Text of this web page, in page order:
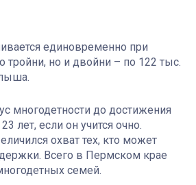
единовременно при
тройни, но и двойни – по 122 тыс.
многодетности до достижения
лет, если он учится очно.
охват тех, кто может
Всего в Пермском крае
семей.